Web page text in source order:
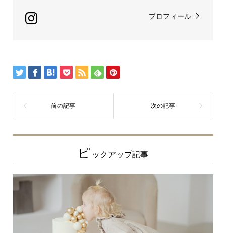
プロフィール
ピ ックアップ記事